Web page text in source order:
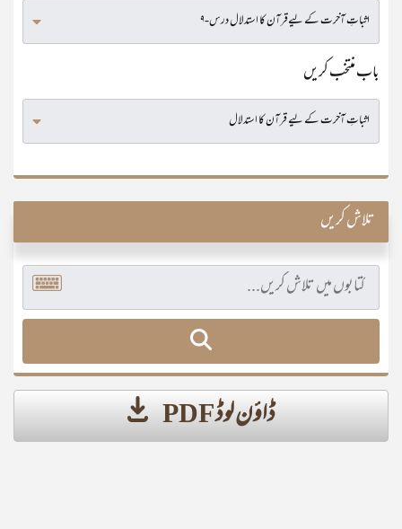
باب منتخب کریں
تلاش کریں
ڈاؤن لوڈ PDF